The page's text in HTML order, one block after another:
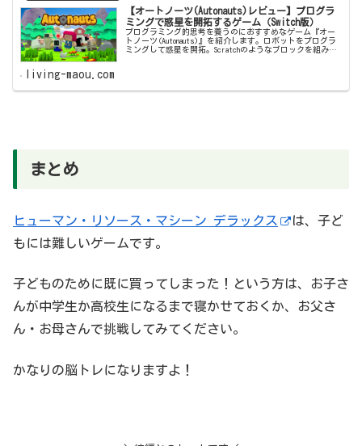
【オートノーツ(Autonauts)レビュー】プログラ
ミングで惑星を開拓するゲーム（Switch版）
プログラミング的思考を養うのにおすすめなゲーム『オー
トノーツ(Autonauts)』を紹介します。ロボットをプログラ
ミングして惑星を開拓。Scratchのようなブロックを組み合
living-maou.com
まとめ
ヒューマン・リソース・マシーン デラックス
は、子ど
もには難しいゲームです。
子どものために既に買ってしまった！という方は、お子さ
んが中学生か高校生になるまで寝かせておくか、お父さ
ん・お母さんで挑戦してみてください。
かなりの脳トレになりますよ！